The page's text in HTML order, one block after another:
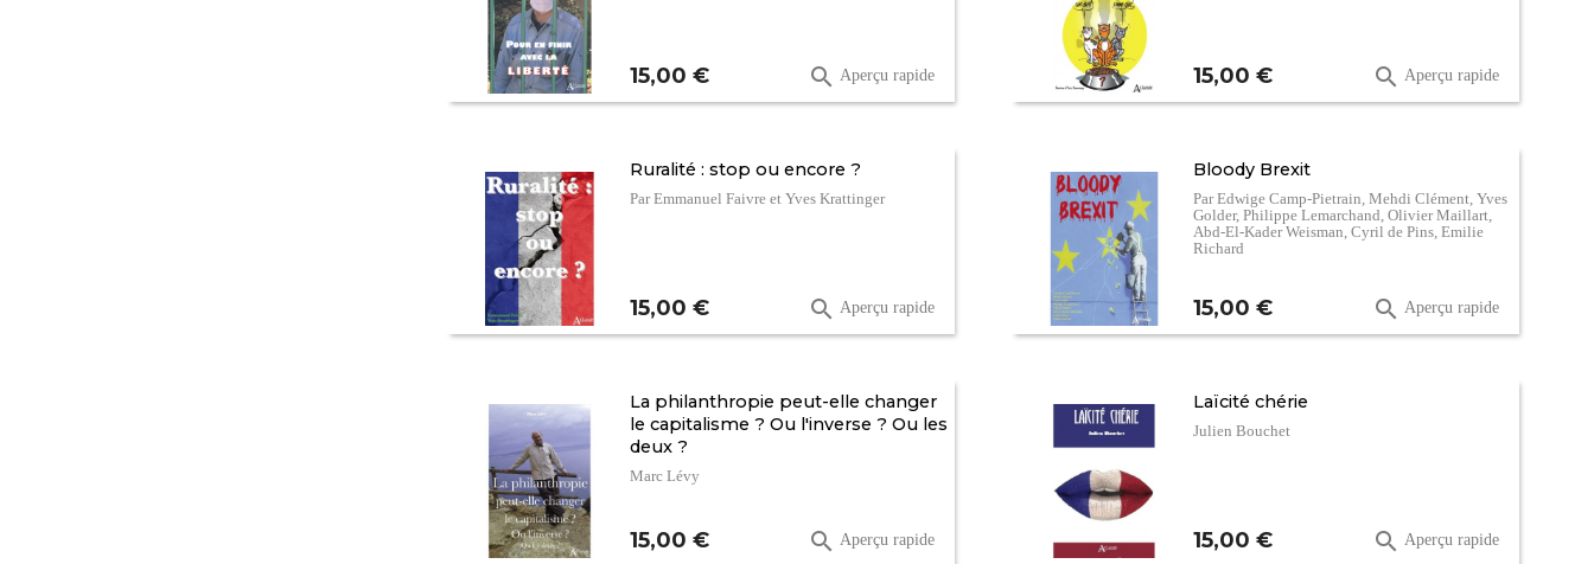
Prix
15,00 €  Aperçu rapide Prix
15,00 €  Aperçu rapide
Ruralité : stop ou encore ?
Par Emmanuel Faivre et Yves Krattinger
Prix
15,00 €  Aperçu rapide
Bloody Brexit
Par Edwige Camp-Pietrain, Mehdi Clément, Yves
Golder, Philippe Lemarchand, Olivier Maillart,
Abd-El-Kader Weisman, Cyril de Pins, Emilie
Richard
Prix
15,00 €  Aperçu rapide
La philanthropie peut-elle changer
le capitalisme ? Ou l'inverse ? Ou les
deux ?
Marc Lévy
Prix
15,00 €  Aperçu rapide
Laïcité chérie
Julien Bouchet
Prix
15,00 €  Aperçu rapide